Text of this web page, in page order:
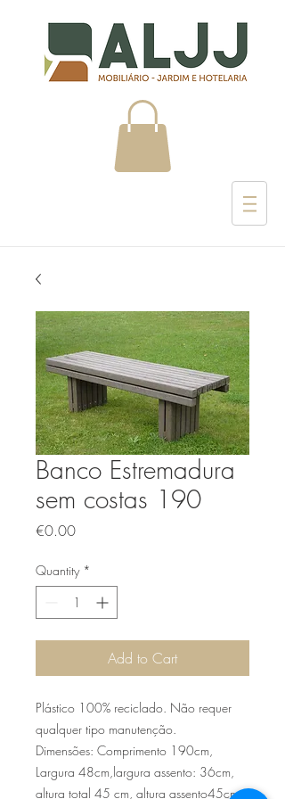
Banco Estremadura
sem costas 190
€0.00Price
Quantity *
Add to Cart
Plástico 100% reciclado. Não requer
qualquer tipo manutenção.
Dimensões: Comprimento 190cm,
Largura 48cm,largura assento: 36cm,
altura total 45 cm, altura assento45cm,